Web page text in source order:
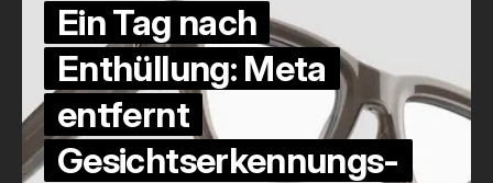
Ein Tag nach
Enthüllung: Meta
entfernt
Gesichtserkennungs-